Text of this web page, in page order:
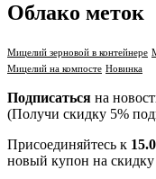
Облако меток
Мицелий зерновой в контейнере
Мицелий на компосте Новинка
Подписаться на
(Получи скидку 5%
Присоединяйтесь к
новый купон на